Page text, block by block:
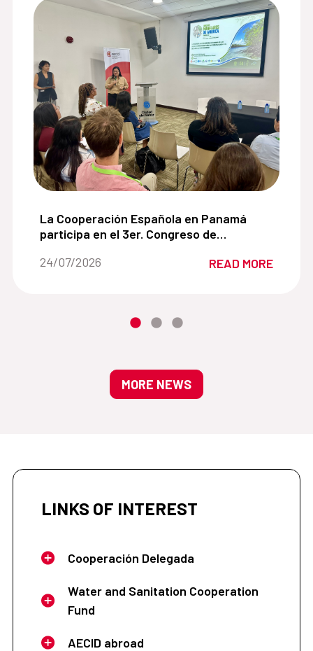
de cooperación con la Alianza para el Desarrollo
La Cooperación Española en Panamá participa
La Cooperación Española en Panamá
participa en el 3er. Congreso de
soluciones basadas en la naturaleza
Date of the news::
24/07/2026 READ MORE
MORE NEWS
LINKS OF INTEREST
Cooperación Delegada
Water and Sanitation Cooperation
Fund
AECID abroad